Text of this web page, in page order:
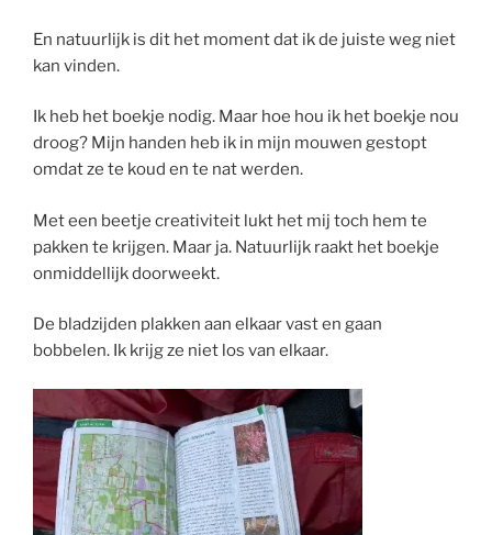
En natuurlijk is dit het moment dat ik de juiste weg niet
kan vinden.
Ik heb het boekje nodig. Maar hoe hou ik het boekje nou
droog? Mijn handen heb ik in mijn mouwen gestopt
omdat ze te koud en te nat werden.
Met een beetje creativiteit lukt het mij toch hem te
pakken te krijgen. Maar ja. Natuurlijk raakt het boekje
onmiddellijk doorweekt.
De bladzijden plakken aan elkaar vast en gaan
bobbelen. Ik krijg ze niet los van elkaar.